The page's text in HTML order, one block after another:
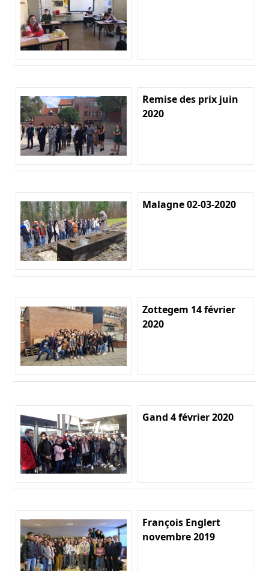
Remise des prix juin
2020
Malagne 02-03-2020
Zottegem 14 février
2020
Gand 4 février 2020
François Englert
novembre 2019